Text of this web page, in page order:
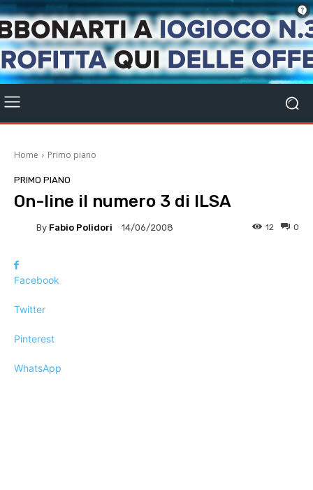
Home Primo piano
PRIMO PIANO
On-line il numero 3 di ILSA
By Fabio Polidori 14/06/2008 0
12
Facebook
Twitter
Pinterest
WhatsApp